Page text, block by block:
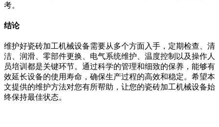
考。
结论
维护好瓷砖加工机械设备需要从多个方面入手，定期检查、清
洁、润滑、零部件更换、电气系统维护、温度控制以及操作人
员培训都是关键环节。通过科学的管理和细致的保养，能够有
效延长设备的使用寿命，确保生产过程的高效和稳定。希望本
文提供的维护方法对您有所帮助，让您的瓷砖加工机械设备始
终保持最佳状态。